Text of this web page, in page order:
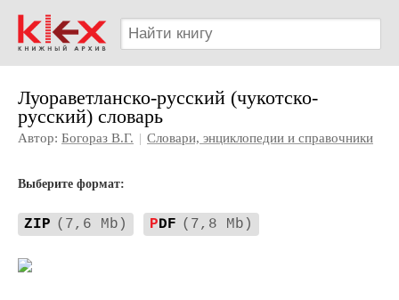
Луораветланско-русский (чукотско-
русский) словарь
Автор: Богораз В.Г. | Словари, энциклопедии и справочники
Выберите формат:
ZIP (7,6 Mb) PDF (7,8 Mb)